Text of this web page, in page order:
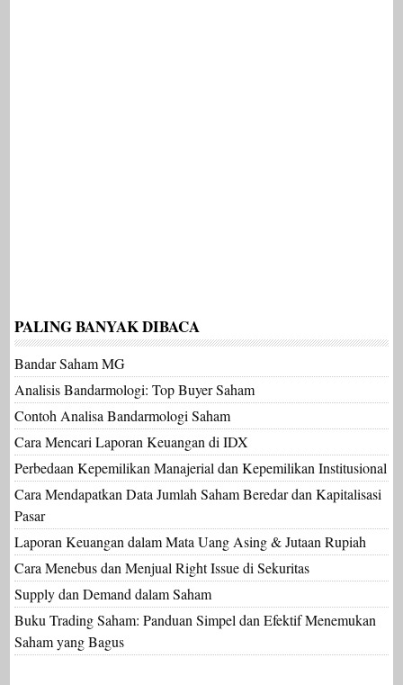
PALING BANYAK DIBACA
Bandar Saham MG
Analisis Bandarmologi: Top Buyer Saham
Contoh Analisa Bandarmologi Saham
Cara Mencari Laporan Keuangan di IDX
Perbedaan Kepemilikan Manajerial dan Kepemilikan Institusional
Cara Mendapatkan Data Jumlah Saham Beredar dan Kapitalisasi
Pasar
Laporan Keuangan dalam Mata Uang Asing & Jutaan Rupiah
Cara Menebus dan Menjual Right Issue di Sekuritas
Supply dan Demand dalam Saham
Buku Trading Saham: Panduan Simpel dan Efektif Menemukan
Saham yang Bagus